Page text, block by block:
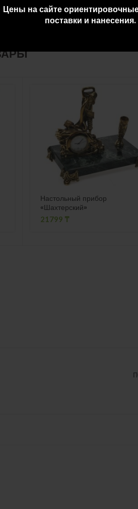
Цены на сайте
поставки и
Настольный прибор
«Шахтерский»
21799 ₸